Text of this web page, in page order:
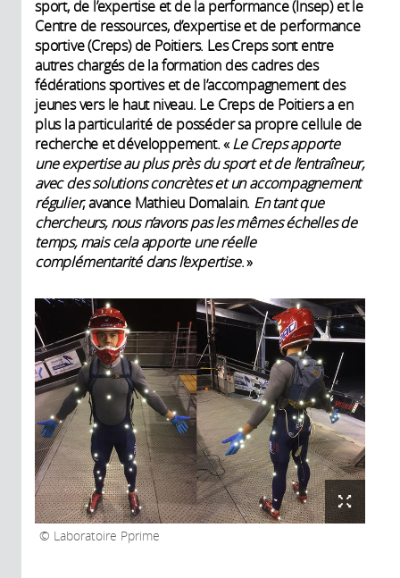
sport, de l’expertise et de la performance (Insep) et le
Centre de ressources, d’expertise et de performance
sportive (Creps) de Poitiers. Les Creps sont entre
autres chargés de la formation des cadres des
fédérations sportives et de l’accompagnement des
jeunes vers le haut niveau. Le Creps de Poitiers a en
plus la particularité de posséder sa propre cellule de
recherche et développement. «Le Creps apporte
une expertise au plus près du sport et de l’entraîneur,
avec des solutions concrètes et un accompagnement
régulier, avance Mathieu Domalain. En tant que
chercheurs, nous n’avons pas les mêmes échelles de
temps, mais cela apporte une réelle
complémentarité dans l’expertise. »
Laboratoire Pprime